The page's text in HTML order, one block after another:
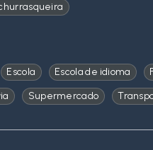
Escola Escola de idioma
Supermercado